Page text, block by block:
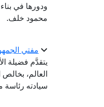
ودورها في
محمود خلف.
مفتي
يتقدَّم فضيلة
العالم،
سيادته